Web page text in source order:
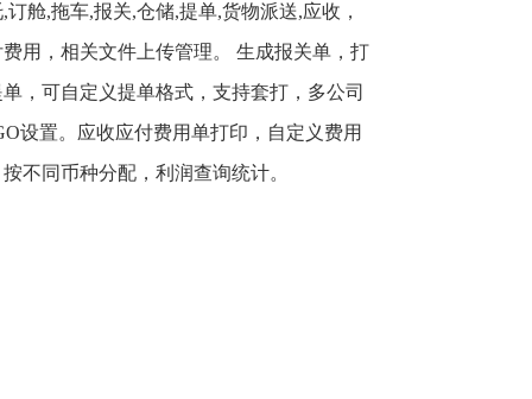
订舱,拖车,报关,仓储,提单,货物派送,应收，
用，相关文件上传管理。 生成报关单，打
，可自定义提单格式，支持套打，多公司
设置。应收应付费用单打印，自定义费用
不同币种分配，利润查询统计。